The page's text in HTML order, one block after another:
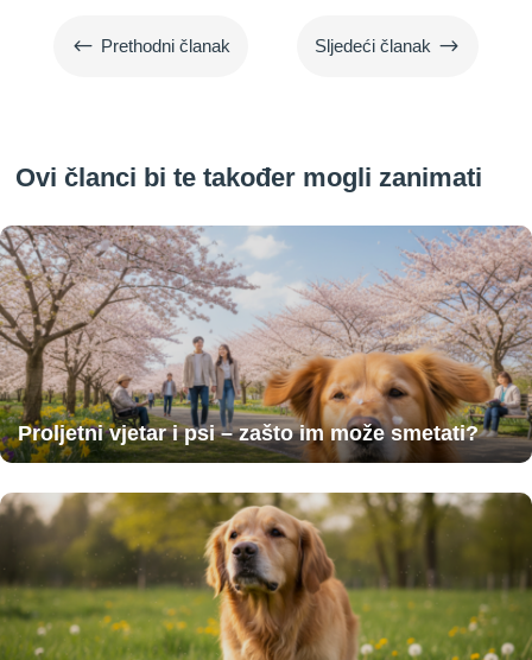
# Prethodni članak Sljedeći članak $
Ovi članci bi te također mogli zanimati
Proljetni vjetar i psi – zašto im može smetati?